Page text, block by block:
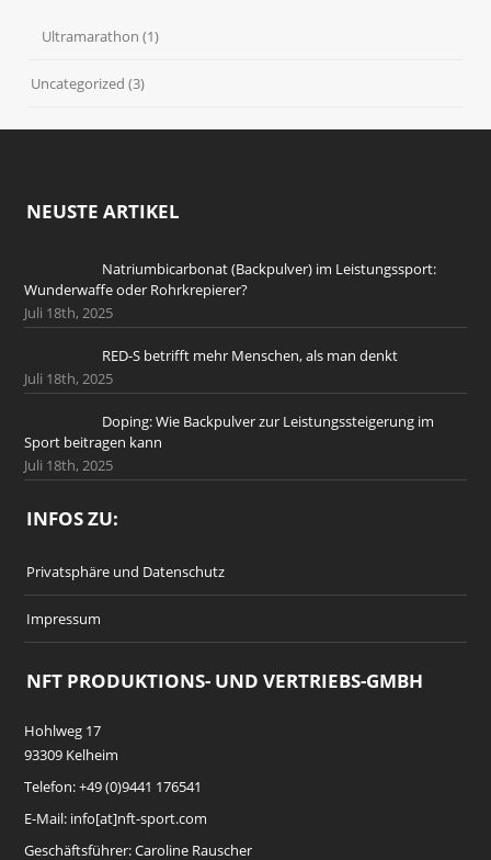
Ultramarathon (1)
Uncategorized (3)
NEUSTE ARTIKEL
Natriumbicarbonat (Backpulver) im Leistungssport:
Wunderwaffe oder Rohrkrepierer?
Juli 18th, 2025
RED-S betrifft mehr Menschen, als man denkt
Juli 18th, 2025
Doping: Wie Backpulver zur Leistungssteigerung im
Sport beitragen kann
Juli 18th, 2025
INFOS ZU:
Privatsphäre und Datenschutz
Impressum
NFT PRODUKTIONS- UND VERTRIEBS-GMBH
Hohlweg 17
93309 Kelheim
Telefon: +49 (0)9441 176541
E-Mail: info[at]nft-sport.com
Geschäftsführer: Caroline Rauscher